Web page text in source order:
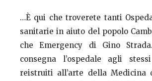
…È qui che troverete tanti
sanitarie in aiuto del popolo
che Emergency di Gino
consegna l’ospedale agli
reistruiti all’arte della Medicina